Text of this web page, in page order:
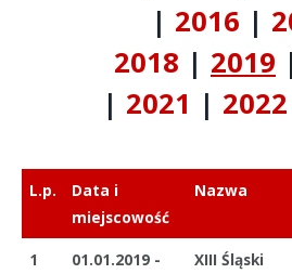
| 2016 |
2018 | 2019 |
| 2021 | 2022
L.p.
Data i
miejscowość
Nazwa
1
01.01.2019 -
XIII Śląski